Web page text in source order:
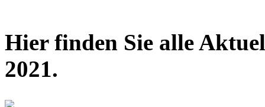
Hier finden Sie alle
2021.